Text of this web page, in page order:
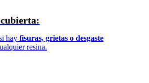
hay fisuras, grietas o desgaste
resina.